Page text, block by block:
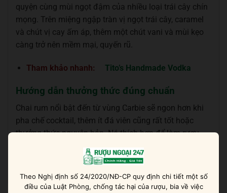
quyện cùng mùi ngọt đậm của nhiều loại trái cây chín
mọng. Trên miệng ngập tràn vị ngọt trái cây, caramel
và chút vị cay ấm áp, thêm một chút vani và mùi kẹo
càng trở nên mềm mại, quyến rũ.
Tham khảo nhanh: Tito’s Handmade Vodka
Hướng dẫn thưởng thức đúng chuẩn
Chai rum nổi bật đến từ vùng Carbie sẽ ngon hơn khi
pha chế cocktail, thêm ít đá viên cũng rất tốt hoặc
thưởng thức nguyên bản. Nó thích hợp để làm rượu
sản, phô mai mềm.
Theo Nghị định số 24/2020/NĐ-CP quy định chi tiết một số
điều của Luật Phòng, chống tác hại của rượu, bia về việc